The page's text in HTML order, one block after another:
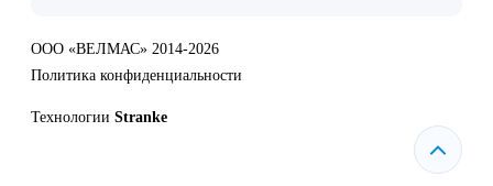
ООО «ВЕЛМАС» 2014-2026
Политика конфиденциальности
Технологии Stranke